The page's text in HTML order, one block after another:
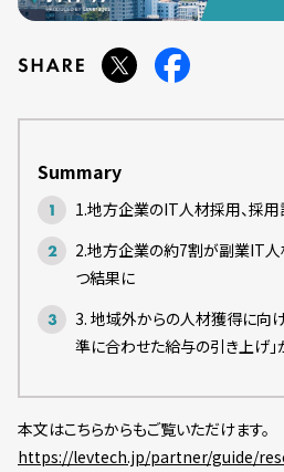
Summary
1.地方企業のIT人材採用、採用
2.地方企業の約7割が副業IT
つ結果に
3. 地域外からの人材獲得に向
準に合わせた給与の引き上げ
本文はこちらからもご覧いただけます。
https://levtech.jp/partner/guide/